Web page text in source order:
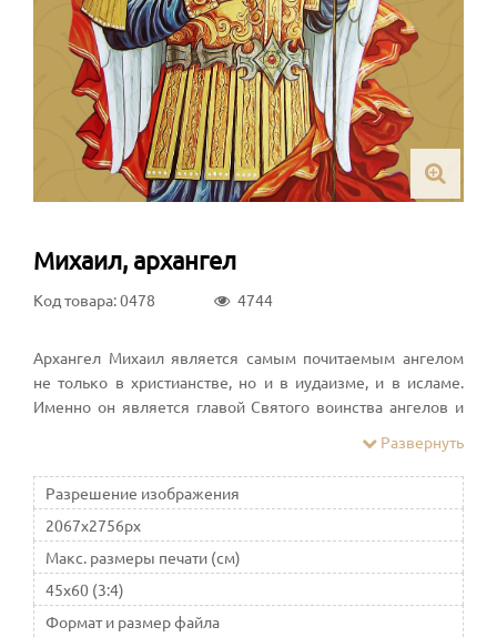
Михаил, архангел
Код товара: 0478 4744
Архангел Михаил является самым почитаемым ангелом
не только в христианстве, но и в иудаизме, и в исламе.
Именно он является главой Святого воинства ангелов и
Обратившись с молитвой к Святому Михаилу можно
вооружиться поддержкой могущественного заступника
Источник
Развернуть
Разрешение изображения
2067x2756px
Макс. размеры печати (см)
45x60 (3:4)
Формат и размер файла